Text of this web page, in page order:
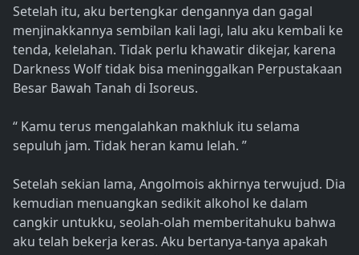
Setelah itu, aku bertengkar dengannya dan gagal
menjinakkannya sembilan kali lagi, lalu aku kembali ke
tenda, kelelahan. Tidak perlu khawatir dikejar, karena
Darkness Wolf tidak bisa meninggalkan Perpustakaan
Besar Bawah Tanah di Isoreus.
“ Kamu terus mengalahkan makhluk itu selama
sepuluh jam. Tidak heran kamu lelah. ”
Setelah sekian lama, Angolmois akhirnya terwujud. Dia
kemudian menuangkan sedikit alkohol ke dalam
cangkir untukku, seolah-olah memberitahuku bahwa
aku telah bekerja keras. Aku bertanya-tanya apakah